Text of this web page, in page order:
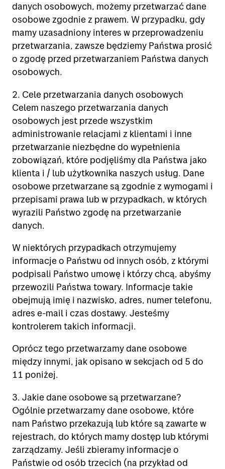
danych osobowych, możemy przetwarzać dane
osobowe zgodnie z prawem. W przypadku, gdy
mamy uzasadniony interes w przeprowadzeniu
przetwarzania, zawsze będziemy Państwa prosić
o zgodę przed przetwarzaniem Państwa danych
osobowych.
2. Cele przetwarzania danych osobowych
Celem naszego przetwarzania danych
osobowych jest przede wszystkim
administrowanie relacjami z klientami i inne
przetwarzanie niezbędne do wypełnienia
zobowiązań, które podjęliśmy dla Państwa jako
klienta i / lub użytkownika naszych usług. Dane
osobowe przetwarzane są zgodnie z wymogami i
przepisami prawa lub w przypadkach, w których
wyrazili Państwo zgodę na przetwarzanie
danych.
W niektórych przypadkach otrzymujemy
informacje o Państwu od innych osób, z którymi
podpisali Państwo umowę i którzy chcą, abyśmy
przewozili Państwa towary. Informacje takie
obejmują imię i nazwisko, adres, numer telefonu,
adres e-mail i czas dostawy. Jesteśmy
kontrolerem takich informacji.
Oprócz tego przetwarzamy dane osobowe
między innymi, jak opisano w sekcjach od 5 do
11 poniżej.
3. Jakie dane osobowe są przetwarzane?
Ogólnie przetwarzamy dane osobowe, które
nam Państwo przekazują lub które są zawarte w
rejestrach, do których mamy dostęp lub którymi
zarządzamy. Jeśli zbieramy informacje o
Państwie od osób trzecich (na przykład od